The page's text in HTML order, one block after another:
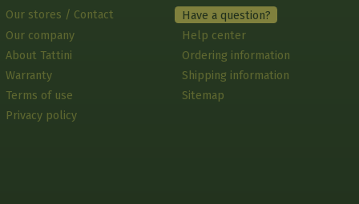
Our stores / Contact
Our company
About Tattini
Warranty
Terms of use
Privacy policy
Have a question?
Help center
Ordering information
Shipping information
Sitemap